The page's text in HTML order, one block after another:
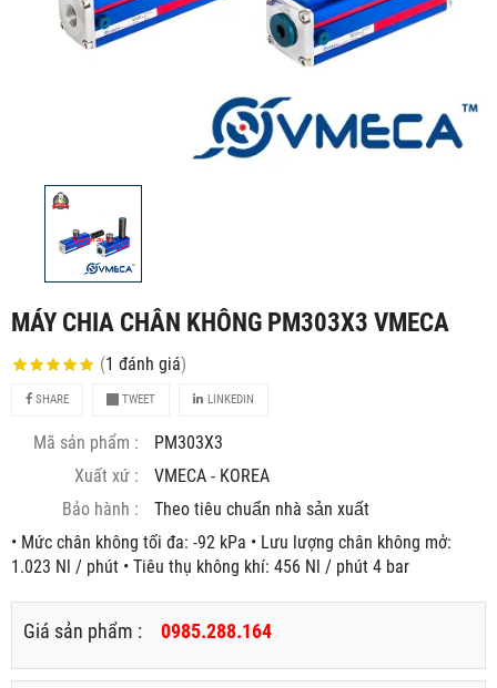
MÁY CHIA CHÂN KHÔNG PM303X3 VMECA
(1 đánh giá)
SHARE TWEET LINKEDIN
Mã sản phẩm :
PM303X3
Xuất xứ :
VMECA - KOREA
Bảo hành :
Theo tiêu chuẩn nhà sản xuất
• Mức chân không tối đa: -92 kPa • Lưu lượng chân không mở:
1.023 Nl / phút • Tiêu thụ không khí: 456 Nl / phút 4 bar
Giá sản phẩm : 0985.288.164